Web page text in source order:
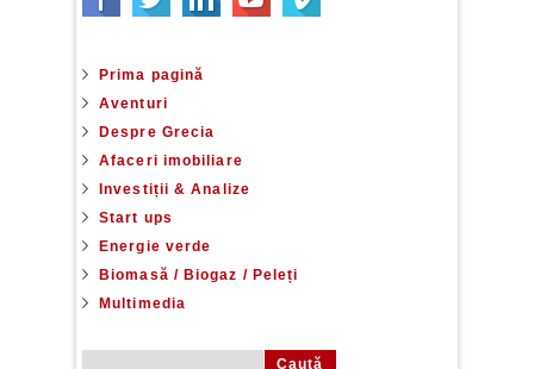
Prima pagină
Aventuri
Despre Grecia
Afaceri imobiliare
Investiții & Analize
Start ups
Energie verde
Biomasă / Biogaz / Peleți
Multimedia